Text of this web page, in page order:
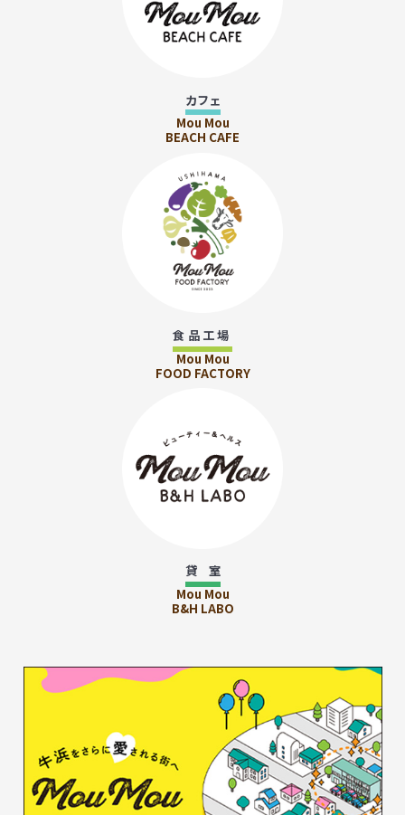
カフェ
Mou Mou
BEACH CAFE
食品工場
Mou Mou
FOOD FACTORY
貸 室
Mou Mou
B&H LABO